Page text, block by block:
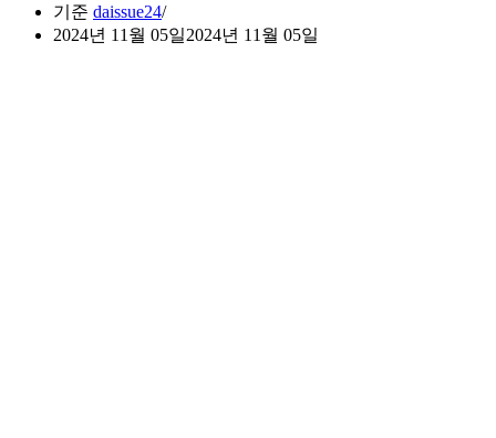
기준 daissue24
2024년 11월 05일2024년 11월 05일